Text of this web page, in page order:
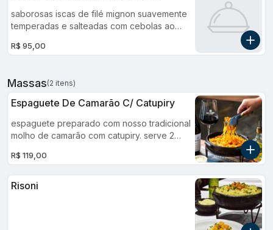
saborosas iscas de filé mignon suavemente
temperadas e salteadas com cebolas ao
batata frita, farofa e um delicioso vinagrete.
R$ 95,00
Massas(2 itens)
Espaguete De Camarão C/ Catupiry
espaguete preparado com nosso tradicional
molho de camarão com catupiry. serve 2
R$ 119,00
Risoni